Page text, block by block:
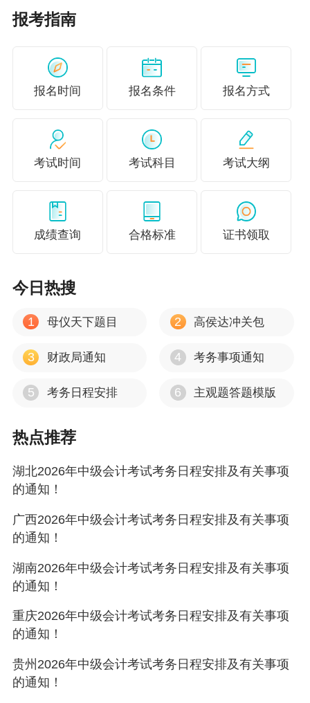
专业技术初、中级资格证书申请补发登记表》（附件2）；
表》；（4）身份证正反面复印件（身份证信息、姓名信息
有误时，须提交户口簿原件及复印件，户籍所在地公安机
（四）《合格人员登记表》补办流程
由考生报考的各市（州）、各县（市）级考试管理机构负
后，上报省考办审核，省考办统一办理。
补领申报材料：（1）《关于申请补办全国会计专业技术资
计专业技术资格考试取得资格登记表》申请补办登记表
三、集中受理时间
（一）证书补办。按照人社部证书管理部门要求，证书补
于每年3月、6月、9月、12月10日前向省考办提交补证申请
材料。
（二）《合格人员登记表》补办。省考办于每年3月、6
月、9月、12月的10日前集中受理一次补办申报，各市
（州）、各县（市）级考试管理机构须至少提前5个工作日
完成材料报送。
四、其他要求
（一）申请补办证书或登记表的人员，须在全国会计人员
（二）对弄虚作假或不符合报考条件人员，依据《专业技
报考指南
报名时间 报名条件 报名方式
考试时间 考试科目 考试大纲
成绩查询 合格标准 证书领取
今日热搜
1 母仪天下题目 2 高侯达冲关包
3 财政局通知 4 考务事项通知
5 考务日程安排 6 主观题答题模版
热点推荐
湖北2026年中级会计考试考务日程安排及有关事项
的通知！
广西2026年中级会计考试考务日程安排及有关事项
的通知！
湖南2026年中级会计考试考务日程安排及有关事项
的通知！
重庆2026年中级会计考试考务日程安排及有关事项
的通知！
贵州2026年中级会计考试考务日程安排及有关事项
的通知！